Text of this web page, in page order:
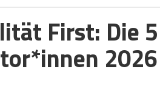
Kalenderjahr.
verbundenen
kurz vorgestellt:
First: Die